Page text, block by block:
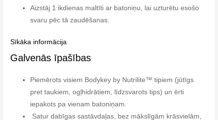
Aizstāj 1 ikdienas maltīti ar batoniņu, lai uzturētu esošo
svaru pēc tā zaudēšanas.
Sīkāka informācija
Galvenās īpašības
Piemērots visiem Bodykey by Nutrilite™ tipiem (jūtīgs
pret taukiem, ogļhidrātiem, līdzsvarots tips) un ērti
iepakots pa vienam batoniņam.
Satur dabīgas sastāvdaļas, bez mākslīgām krāsvielām,